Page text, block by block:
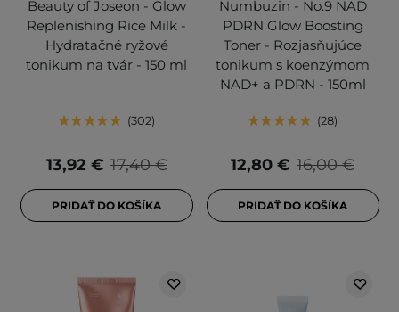
Beauty of Joseon - Glow
Replenishing Rice Milk -
Hydratačné ryžové
tonikum na tvár - 150 ml
302
17,40 €
13,92 €
PRIDAŤ DO KOŠÍKA
Numbuzin - No.9 NAD
PDRN Glow Boosting
Toner - Rozjasňujúce
tonikum s koenzýmom
NAD+ a PDRN - 150ml
28
16,00 €
12,80 €
PRIDAŤ DO KOŠÍKA